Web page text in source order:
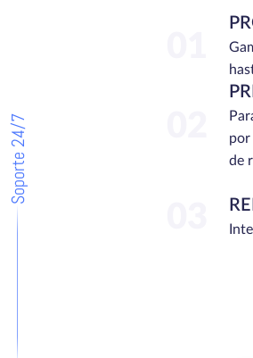
Soporte 24/7
por
de